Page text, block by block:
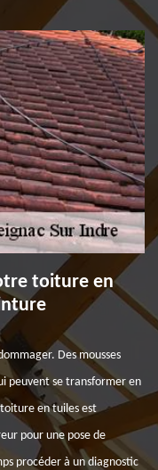
toiture en
Des mousses
peuvent se transformer en
en tuiles est
pour une pose de
procéder à un diagnostic